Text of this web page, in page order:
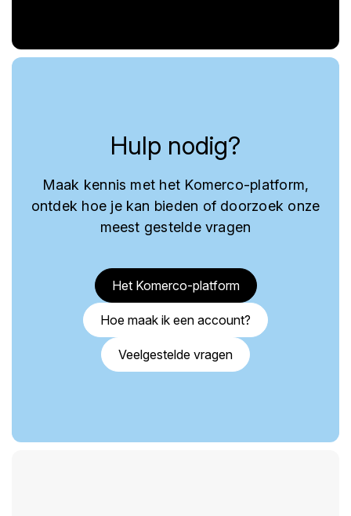
Hulp nodig?
Maak kennis met het Komerco-platform,
ontdek hoe je kan bieden of doorzoek onze
meest gestelde vragen
Het Komerco-platform
Hoe maak ik een account?
Veelgestelde vragen